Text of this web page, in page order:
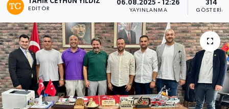
TAHIR CEYHUN YILDIZ
EDITÖR
06.08.2025 - 12:26
YAYINLANMA
314
GÖSTERIM
Teknoloji
Son Dakika Haberleri
Haber Arşivi